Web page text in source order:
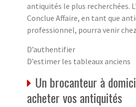
antiquités le plus recherchées.
Conclue Affaire, en tant que
professionnel, pourra venir
D’authentifier
D’estimer les tableaux anciens
Un brocanteur à
acheter vos antiquités